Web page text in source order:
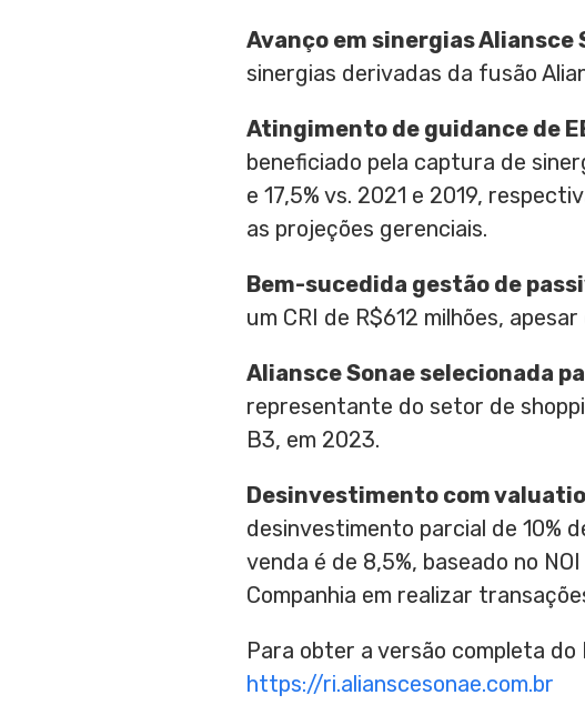
Avanço em sinergias Aliansce
sinergias derivadas da fusão
Atingimento de guidance de
beneficiado pela captura de
e 17,5% vs. 2021 e 2019,
as projeções gerenciais.
Bem-sucedida gestão de
um CRI de R$612 milhões,
Aliansce Sonae selecionada
representante do setor de
B3, em 2023.
Desinvestimento com
desinvestimento parcial de 10%
venda é de 8,5%, baseado no
Companhia em realizar
Para obter a versão completa
https://ri.alianscesonae.com.br